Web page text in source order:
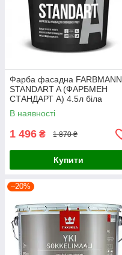
Фарба фасадна FARBMANN
STANDART A (ФАРБМЕН
СТАНДАРТ А) 4.5л біла
В наявності
1 496 ₴ 1 870 ₴
Купити
–20%